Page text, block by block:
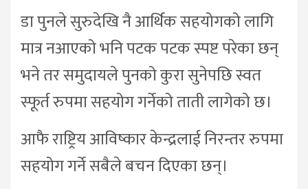
डा पुनले सुरुदेखि नै आर्थिक सहयोगको लागि
मात्र नआएको भनि पटक पटक स्पष्ट परेका छन्
भने तर समुदायले पुनको कुरा सुनेपछि स्वत
स्फूर्त रुपमा सहयोग गर्नेको ताती लागेको छ।
आफै राष्ट्रिय आविष्कार केन्द्रलाई निरन्तर रुपमा
सहयोग गर्ने सबैले बचन दिएका छन्।